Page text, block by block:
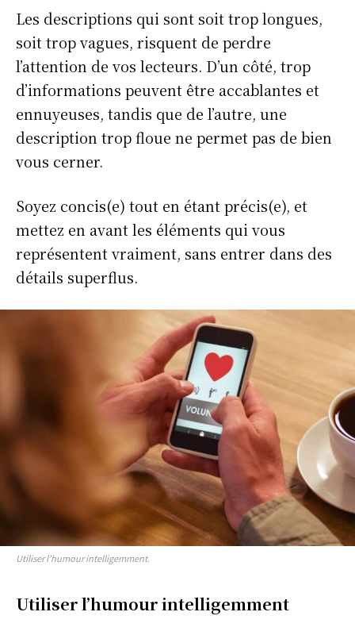
Les descriptions qui sont soit trop longues,
soit trop vagues, risquent de perdre
l’attention de vos lecteurs. D’un côté, trop
d’informations peuvent être accablantes et
ennuyeuses, tandis que de l’autre, une
description trop floue ne permet pas de bien
vous cerner.
Soyez concis(e) tout en étant précis(e), et
mettez en avant les éléments qui vous
représentent vraiment, sans entrer dans des
détails superflus.
Utiliser l’humour intelligemment.
Utiliser l’humour intelligemment